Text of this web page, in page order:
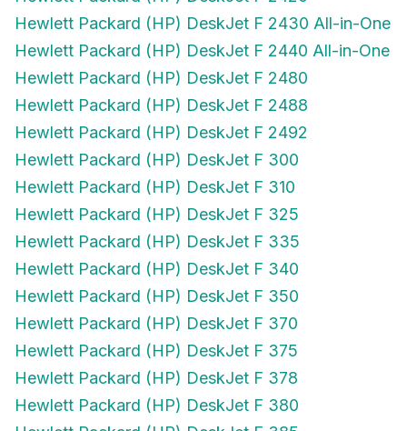
Hewlett Packard (HP) DeskJet F 2430 All-in-One
Hewlett Packard (HP) DeskJet F 2440 All-in-One
Hewlett Packard (HP) DeskJet F 2480
Hewlett Packard (HP) DeskJet F 2488
Hewlett Packard (HP) DeskJet F 2492
Hewlett Packard (HP) DeskJet F 300
Hewlett Packard (HP) DeskJet F 310
Hewlett Packard (HP) DeskJet F 325
Hewlett Packard (HP) DeskJet F 335
Hewlett Packard (HP) DeskJet F 340
Hewlett Packard (HP) DeskJet F 350
Hewlett Packard (HP) DeskJet F 370
Hewlett Packard (HP) DeskJet F 375
Hewlett Packard (HP) DeskJet F 378
Hewlett Packard (HP) DeskJet F 380
Hewlett Packard (HP) DeskJet F 385